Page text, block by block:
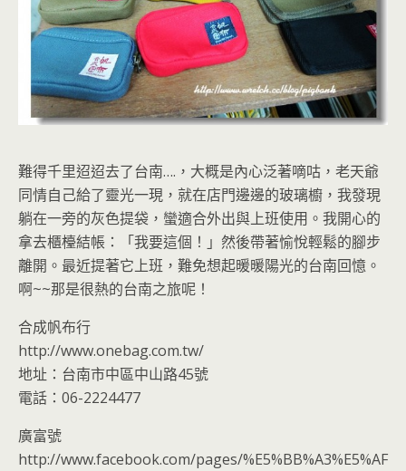
難得千里迢迢去了台南….，大概是內心泛著嘀咕，老天爺
同情自己給了靈光一現，就在店門邊邊的玻璃櫥，我發現
躺在一旁的灰色提袋，蠻適合外出與上班使用。我開心的
拿去櫃檯結帳：「我要這個！」然後帶著愉悅輕鬆的腳步
離開。最近提著它上班，難免想起暖暖陽光的台南回憶。
啊~~那是很熱的台南之旅呢！
合成帆布行
http://www.onebag.com.tw/
地址：台南市中區中山路45號
電話：06-2224477
廣富號
http://www.facebook.com/pages/%E5%BB%A3%E5%AF